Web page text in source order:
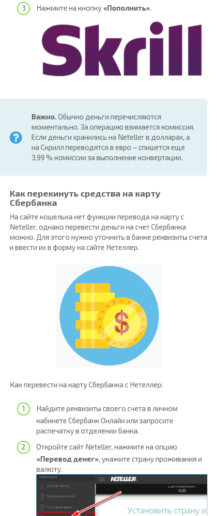
Нажмите на кнопку «Пополнить».
Важно.Обычно деньги перечисляются
моментально. За операцию взимается комиссия.
Если деньги хранились на Neteller в долларах, а
на Скрилл переводятся в евро – спишется еще
3,99 % комиссии за выполнение конвертации.
Как перекинуть средства на карту
Сбербанка
На сайте кошелька нет функции перевода на карту с
Neteller, однако перевести деньги на счет Сбербанка
можно. Для этого нужно уточнить в банке реквизиты счета
и ввести их в форму на сайте Нетеллер.
Как перевести на карту Сбербанка с Нетеллер:
Найдите реквизиты своего счета в личном
кабинете Сбербанк Онлайн или запросите
распечатку в отделении банка.
Откройте сайт Neteller, нажмите на опцию
«Перевод денег», укажите страну проживания и
валюту.